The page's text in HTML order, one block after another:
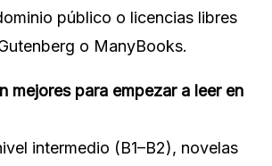
público o licencias libres
o ManyBooks.
mejores para empezar a leer en
intermedio (B1–B2), novelas